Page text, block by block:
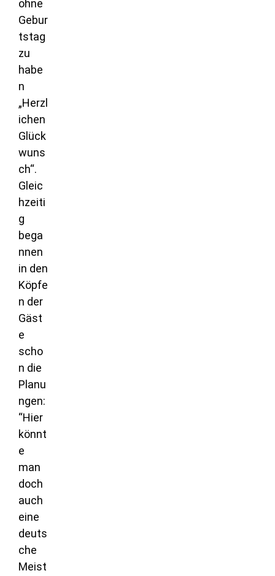
ohne
Gebur
tstag
zu
habe
n
„Herzl
ichen
Glück
wuns
ch“.
Gleic
hzeiti
g
bega
nnen
in den
Köpfe
n der
Gäst
e
scho
n die
Planu
ngen:
“Hier
könnt
e
man
doch
auch
eine
deuts
che
Meist